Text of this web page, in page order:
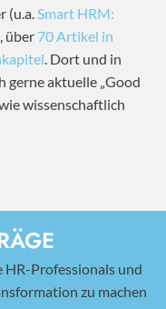
(u.a.Smart HRM:
über 70 Artikel in
. Dort und in
gerne aktuelle „Good
wissenschaftlich
Professionals und
zu machen